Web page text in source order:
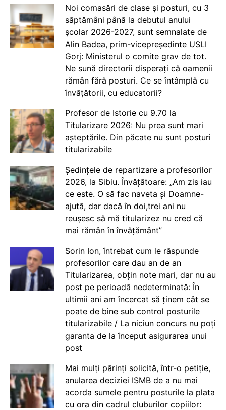
Noi comasări de clase și posturi, cu 3
săptămâni până la debutul anului
școlar 2026-2027, sunt semnalate de
Alin Badea, prim-vicepreședinte USLI
Gorj: Ministerul o comite grav de tot.
Ne sună directorii disperați că oamenii
rămân fără posturi. Ce se întâmplă cu
învățătorii, cu educatorii?
Profesor de Istorie cu 9.70 la
Titularizare 2026: Nu prea sunt mari
așteptările. Din păcate nu sunt posturi
titularizabile
Ședințele de repartizare a profesorilor
2026, la Sibiu. Învățătoare: „Am zis iau
ce este. O să fac naveta și Doamne-
ajută, dar dacă în doi,trei ani nu
reușesc să mă titularizez nu cred că
mai rămân în învățământ”
Sorin Ion, întrebat cum le răspunde
profesorilor care dau an de an
Titularizarea, obțin note mari, dar nu au
post pe perioadă nedeterminată: În
ultimii ani am încercat să ținem cât se
poate de bine sub control posturile
titularizabile / La niciun concurs nu poți
garanta de la început asigurarea unui
post
Mai mulți părinți solicită, într-o petiție,
anularea deciziei ISMB de a nu mai
acorda sumele pentru posturile la plata
cu ora din cadrul cluburilor copiilor: